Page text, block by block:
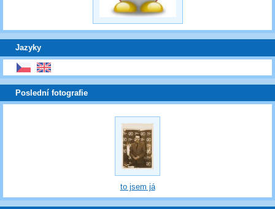
Jazyky
Poslední fotografie
to jsem já